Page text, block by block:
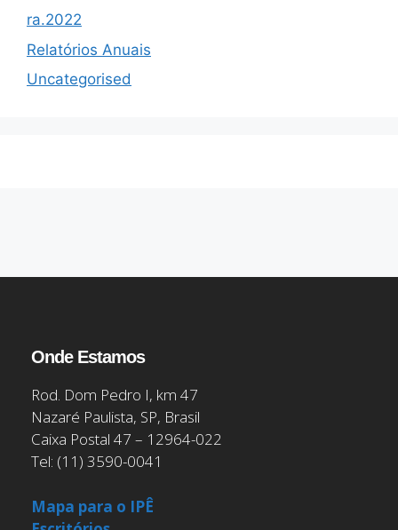
ra.2022
Relatórios Anuais
Uncategorised
Onde Estamos
Rod. Dom Pedro I, km 47
Nazaré Paulista, SP, Brasil
Caixa Postal 47 – 12964-022
Tel: (11) 3590-0041
Mapa para o IPÊ